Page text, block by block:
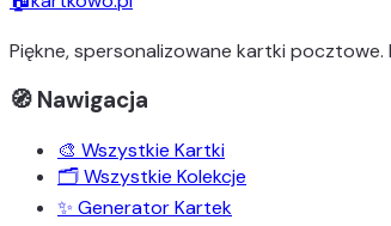
Piękne, spersonalizowane kartki pocztowe.
🧭 Nawigacja
🎨 Wszystkie Kartki
🗂️ Wszystkie Kolekcje
✨ Generator Kartek